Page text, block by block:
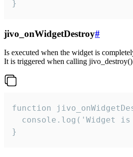
}
jivo_onWidgetDestroy#
Is executed when the widget is
It is triggered when calling
function
console.log('Widget is
}